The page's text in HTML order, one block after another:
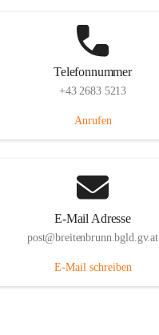
Telefonnummer
+43 2683 5213
Anrufen
E-Mail Adresse
post@breitenbrunn.bgld.gv.at
E-Mail schreiben